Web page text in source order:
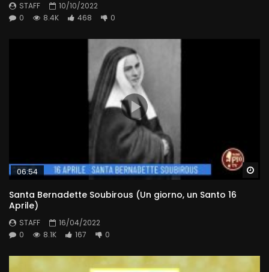
STAFF
10/10/2022
0
8.4K 468 0
06:54
Santa Bernadette Soubirous (Un giorno, un Santo 16
Aprile)
STAFF
16/04/2022
0
8.1K 167 0